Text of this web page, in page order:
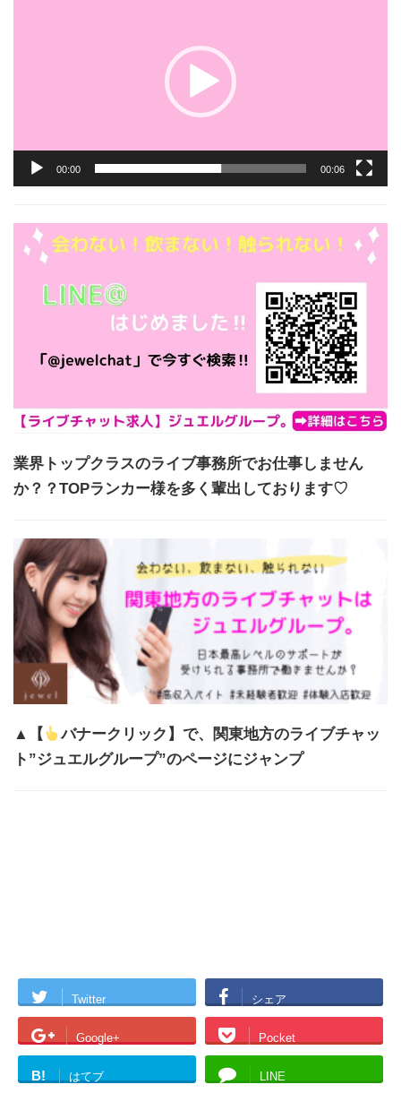
00:00 00:06
業界トップクラスのライブ事務所でお仕事しません
か？？TOPランカー様を多く輩出しております♡
▲【
バナークリック】で、関東地方のライブチャッ
ト”ジュエルグループ”のページにジャンプ
Twitter シェア
Google+ Pocket
B! はてブ LINE